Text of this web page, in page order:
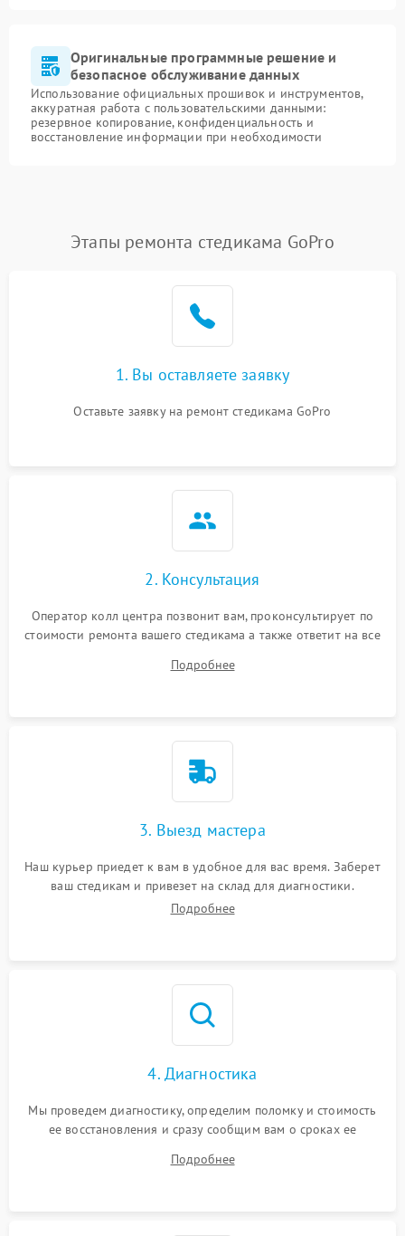
Оригинальные программные решение и
безопасное обслуживание данных
Использование официальных прошивок и инструментов,
аккуратная работа с пользовательскими данными:
резервное копирование, конфиденциальность и
восстановление информации при необходимости
Этапы ремонта стедикама GoPro
1. Вы оставляете заявку
Оставьте заявку на ремонт стедикама GoPro
2. Консультация
Оператор колл центра позвонит вам, проконсультирует по
стоимости ремонта вашего стедикама а также ответит на все
Подробнее
3. Выезд мастера
Наш курьер приедет к вам в удобное для вас время. Заберет
ваш стедикам и привезет на склад для диагностики.
Подробнее
4. Диагностика
Мы проведем диагностику, определим поломку и стоимость
ее восстановления и сразу сообщим вам о сроках ее
Подробнее